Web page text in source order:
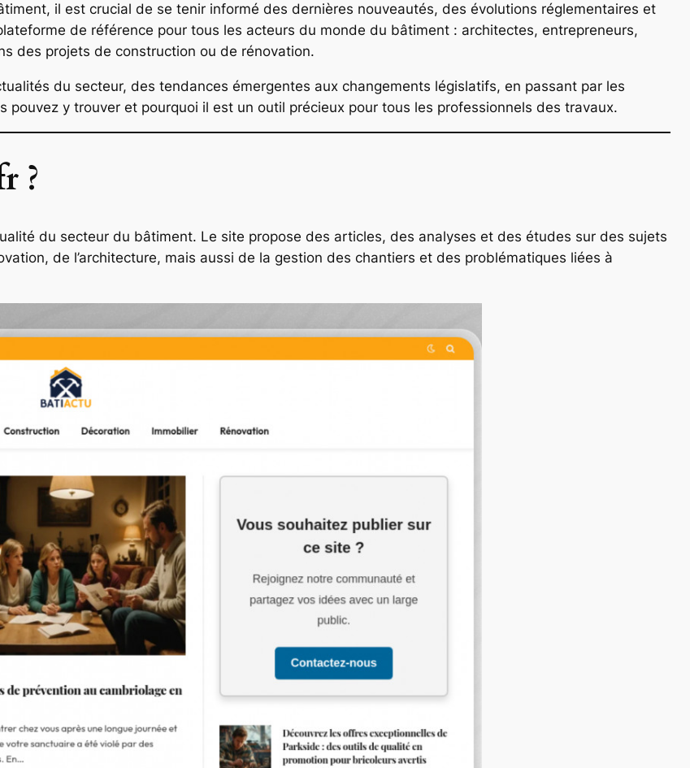
il est crucial de se tenir informé des dernières nouveautés, des évolutions réglementaires et
de référence pour tous les acteurs du monde du bâtiment : architectes, entrepreneurs,
des projets de construction ou de rénovation.
du secteur, des tendances émergentes aux changements législatifs, en passant par les
pouvez y trouver et pourquoi il est un outil précieux pour tous les professionnels des travaux.
?
du secteur du bâtiment. Le site propose des articles, des analyses et des études sur des sujets
de l’architecture, mais aussi de la gestion des chantiers et des problématiques liées à